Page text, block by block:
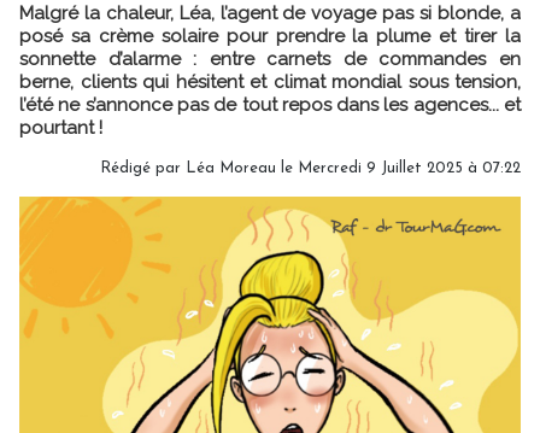
Malgré la chaleur, Léa, l’agent de voyage pas si blonde, a
posé sa crème solaire pour prendre la plume et tirer la
sonnette d’alarme : entre carnets de commandes en
berne, clients qui hésitent et climat mondial sous tension,
l’été ne s’annonce pas de tout repos dans les agences... et
pourtant !
Rédigé par Léa Moreau le Mercredi 9 Juillet 2025 à 07:22